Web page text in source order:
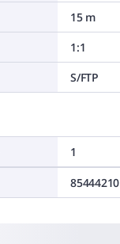
15 m
1:1
S/FTP
1
85444210